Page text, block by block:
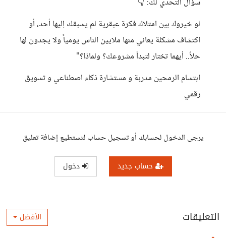
لو خيروك بين امتلاك فكرة عبقرية لم يسبقك إليها أحد، أو
اكتشاف مشكلة يعاني منها ملايين الناس يومياً ولا يجدون لها
حلاً.. أيهما تختار لتبدأ مشروعك؟ ولماذا؟"
ابتسام الرمحين مدربة و مستشارة ذكاء اصطناعي و تسويق
رقمي
يرجى الدخول لحسابك أو تسجيل حساب لتستطيع إضافة تعليق
حساب جديد دخول
التعليقات الأفضل